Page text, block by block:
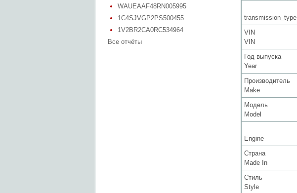
WAUEAAF48RN005995
1C4SJVGP2PS500455
1V2BR2CA0RC534964
Все отчёты
transmission_type
VIN
VIN
Год выпуска
Year
Производитель
Make
Модель
Model
Engine
Страна
Made In
Стиль
Style